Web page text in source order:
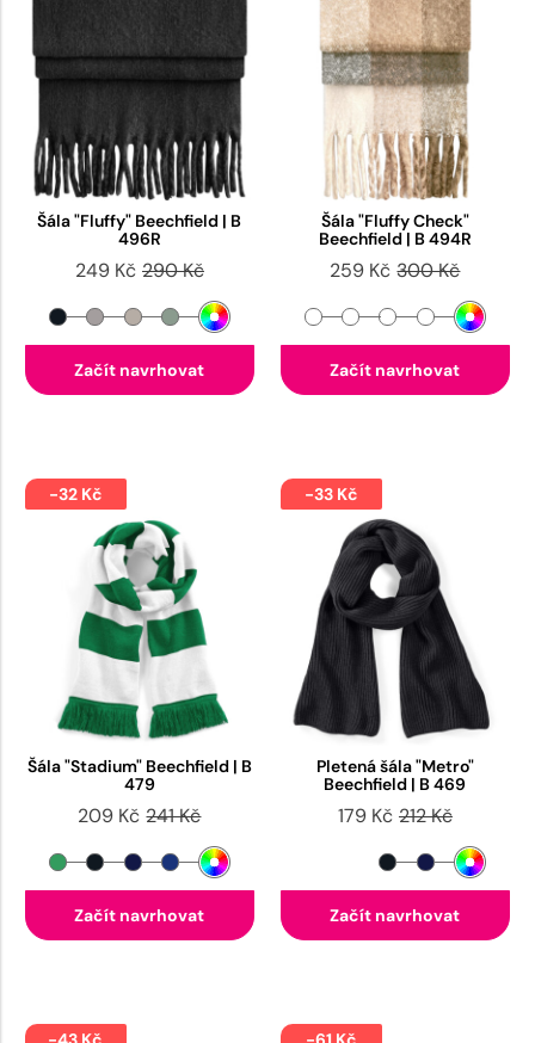
Šála "Fluffy" Beechfield | B
496R
249 Kč 290 Kč
Začít navrhovat
Šála "Fluffy Check"
Beechfield | B 494R
259 Kč 300 Kč
Začít navrhovat
-32 Kč
Šála "Stadium" Beechfield | B
479
209 Kč 241 Kč
Začít navrhovat
-33 Kč
Pletená šála "Metro"
Beechfield | B 469
179 Kč 212 Kč
Začít navrhovat